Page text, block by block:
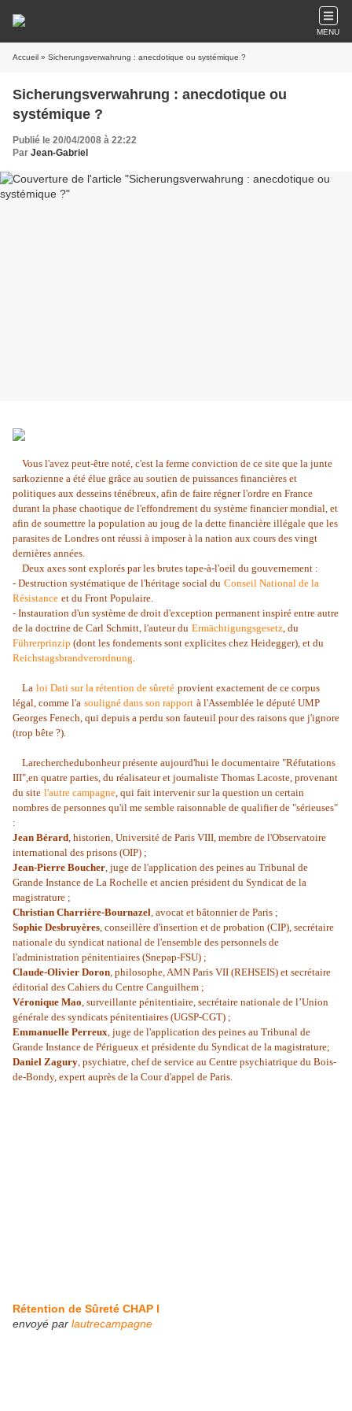
MENU
Accueil » Sicherungsverwahrung : anecdotique ou systémique ?
Sicherungsverwahrung : anecdotique ou
systémique ?
Publié le 20/04/2008 à 22:22
Par Jean-Gabriel
Vous l'avez peut-être noté, c'est la ferme conviction de ce site que la junte
sarkozienne a été élue grâce au soutien de puissances financières et
politiques aux desseins ténébreux, afin de faire régner l'ordre en France
durant la phase chaotique de l'effondrement du système financier mondial, et
afin de soumettre la population au joug de la dette financière illégale que les
parasites de Londres ont réussi à imposer à la nation aux cours des vingt
dernières années.
Deux axes sont explorés par les brutes tape-à-l'oeil du gouvernement :
- Destruction systématique de l'héritage social du Conseil National de la
Résistance et du Front Populaire.
- Instauration d'un système de droit d'exception permanent inspiré entre autre
de la doctrine de Carl Schmitt, l'auteur du Ermächtigungsgesetz, du
Führerprinzip (dont les fondements sont explicites chez Heidegger), et du
Reichstagsbrandverordnung.
La loi Dati sur la rétention de sûreté provient exactement de ce corpus
légal, comme l'a souligné dans son rapport à l'Assemblée le député UMP
Georges Fenech, qui depuis a perdu son fauteuil pour des raisons que j'ignore
(trop bête ?).
Larecherchedubonheur présente aujourd'hui le documentaire "Réfutations
III",en quatre parties, du réalisateur et journaliste Thomas Lacoste, provenant
du site l'autre campagne, qui fait intervenir sur la question un certain
nombres de personnes qu'il me semble raisonnable de qualifier de "sérieuses"
:
Jean Bérard, historien, Université de Paris VIII, membre de l'Observatoire
international des prisons (OIP) ;
Jean-Pierre Boucher, juge de l'application des peines au Tribunal de
Grande Instance de La Rochelle et ancien président du Syndicat de la
magistrature ;
Christian Charrière-Bournazel, avocat et bâtonnier de Paris ;
Sophie Desbruyères, conseillère d'insertion et de probation (CIP), secrétaire
nationale du syndicat national de l'ensemble des personnels de
l'administration pénitentiaires (Snepap-FSU) ;
Claude-Olivier Doron, philosophe, AMN Paris VII (REHSEIS) et secrétaire
éditorial des Cahiers du Centre Canguilhem ;
Véronique Mao, surveillante pénitentiaire, secrétaire nationale de l’Union
générale des syndicats pénitentiaires (UGSP-CGT) ;
Emmanuelle Perreux, juge de l'application des peines au Tribunal de
Grande Instance de Périgueux et présidente du Syndicat de la magistrature;
Daniel Zagury, psychiatre, chef de service au Centre psychiatrique du Bois-
de-Bondy, expert auprès de la Cour d'appel de Paris.
Rétention de Sûreté CHAP I
envoyé par lautrecampagne